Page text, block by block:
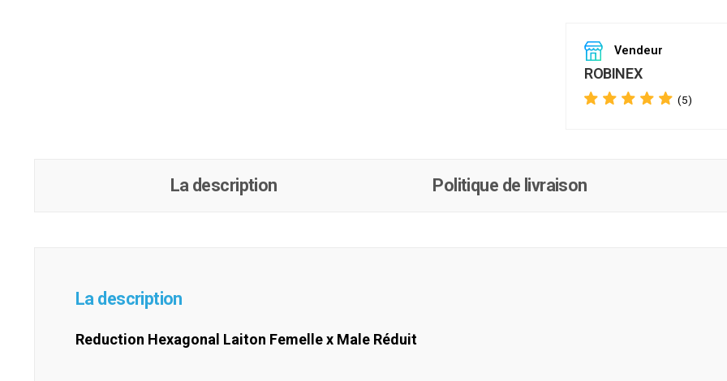
Vendeur
ROBINEX
(5)
La description Politique de livraison
La description
Reduction Hexagonal Laiton Femelle x Male Réduit